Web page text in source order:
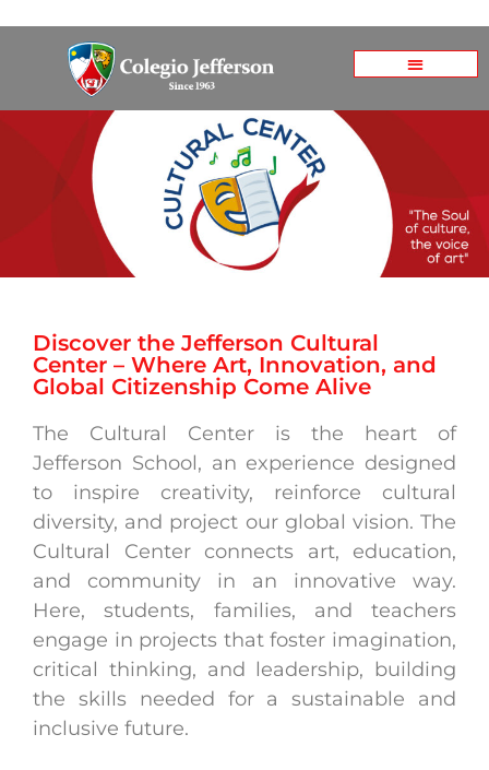
Discover the Jefferson Cultural
Center – Where Art, Innovation, and
Global Citizenship Come Alive
The Cultural Center is the heart of
Jefferson School, an experience designed
to inspire creativity, reinforce cultural
diversity, and project our global vision. The
Cultural Center connects art, education,
and community in an innovative way.
Here, students, families, and teachers
engage in projects that foster imagination,
critical thinking, and leadership, building
the skills needed for a sustainable and
inclusive future.